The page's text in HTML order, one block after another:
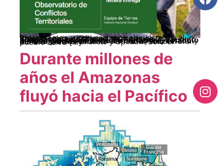
Presentamos y compartimos con Ustedes el Boletín sobre conflictos territoriales correspondiente al mes de mayo de 2020. Además de los reportes de regiones, en cuanto a las dinámicas de movilización social, conflicto armado, acuerdos de paz e iniciativas, Estado y política y ordenamiento territorial, encontrarán los artículos de análisis y opinión: Sólo el pueblo salva […]
Durante millones de
años el Amazonas
fluyó hacia el Pacífico